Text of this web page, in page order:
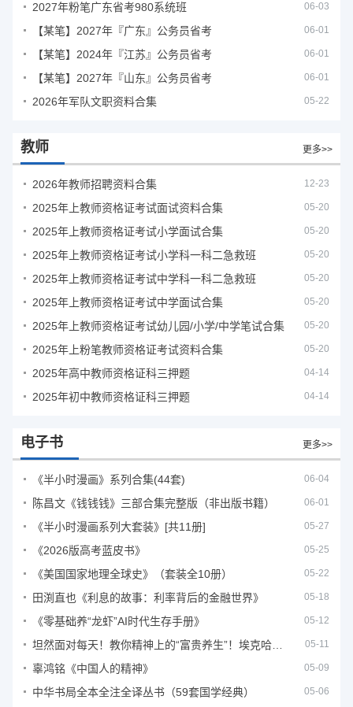
2027年粉笔广东省考980系统班 06-03
【某笔】2027年『广东』公务员省考 06-01
【某笔】2024年『江苏』公务员省考 06-01
【某笔】2027年『山东』公务员省考 06-01
2026年军队文职资料合集 05-22
教师 更多>>
2026年教师招聘资料合集 12-23
2025年上教师资格证考试面试资料合集 05-20
2025年上教师资格证考试小学面试合集 05-20
2025年上教师资格证考试小学科一科二急救班 05-20
2025年上教师资格证考试中学科一科二急救班 05-20
2025年上教师资格证考试中学面试合集 05-20
2025年上教师资格证考试幼儿园/小学/中学笔试合集 05-20
2025年上粉笔教师资格证考试资料合集 05-20
2025年高中教师资格证科三押题 04-14
2025年初中教师资格证科三押题 04-14
电子书 更多>>
《半小时漫画》系列合集(44套) 06-04
陈昌文《钱钱钱》三部合集完整版（非出版书籍） 06-01
《半小时漫画系列大套装》[共11册] 05-27
《2026版高考蓝皮书》 05-25
《美国国家地理全球史》（套装全10册） 05-22
田渕直也《利息的故事：利率背后的金融世界》 05-18
《零基础养“龙虾”AI时代生存手册》 05-12
05-11
辜鸿铭《中国人的精神》 05-09
中华书局全本全注全译丛书（59套国学经典） 05-06